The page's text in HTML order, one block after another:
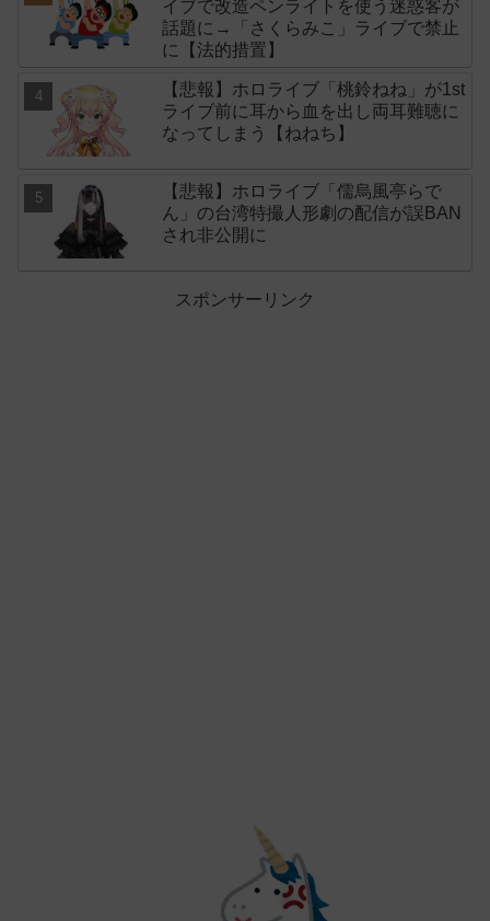
イブで改造ペンライトを使う迷惑客が
話題に→「さくらみこ」ライブで禁止
に【法的措置】
【悲報】ホロライブ「桃鈴ねね」が1st
ライブ前に耳から血を出し両耳難聴に
なってしまう【ねねち】
【悲報】ホロライブ「儒烏風亭らで
ん」の台湾特撮人形劇の配信が誤BAN
され非公開に
スポンサーリンク